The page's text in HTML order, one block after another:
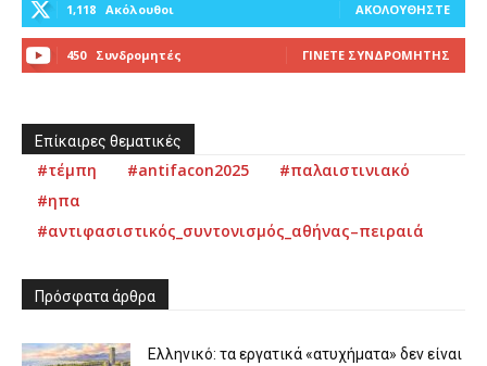
1,118 Ακόλουθοι ΑΚΟΛΟΥΘΉΣΤΕ
450 Συνδρομητές ΓΊΝΕΤΕ ΣΥΝΔΡΟΜΗΤΉΣ
Επίκαιρες θεματικές
#τέμπη #antifacon2025
#παλαιστινιακό
#ηπα
#αντιφασιστικός_συντονισμός_αθήνας–πειραιά
Πρόσφατα άρθρα
Ελληνικό: τα εργατικά «ατυχήματα» δεν είναι